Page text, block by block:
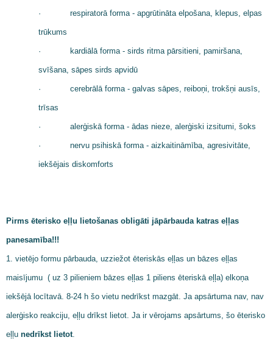
· respiratorā forma - apgrūtināta elpošana, klepus, elpas
trūkums
· kardiālā forma - sirds ritma pārsitieni, pamiršana,
svīšana, sāpes sirds apvidū
· cerebrālā forma - galvas sāpes, reiboņi, trokšņi ausīs,
trīsas
· alerģiskā forma - ādas nieze, alerģiski izsitumi, šoks
· nervu psihiskā forma - aizkaitināmība, agresivitāte,
iekšējais diskomforts
Pirms ēterisko eļļu lietošanas obligāti jāpārbauda katras eļļas
panesamība!!!
1. vietējo formu pārbauda, uzziežot ēteriskās eļļas un bāzes eļļas
maisījumu ( uz 3 pilieniem bāzes eļļas 1 piliens ēteriskā eļļa) elkoņa
iekšējā locītavā. 8-24 h šo vietu nedrīkst mazgāt. Ja apsārtuma nav, nav
alerģisko reakciju, eļļu drīkst lietot. Ja ir vērojams apsārtums, šo ēterisko
eļļu nedrīkst lietot.